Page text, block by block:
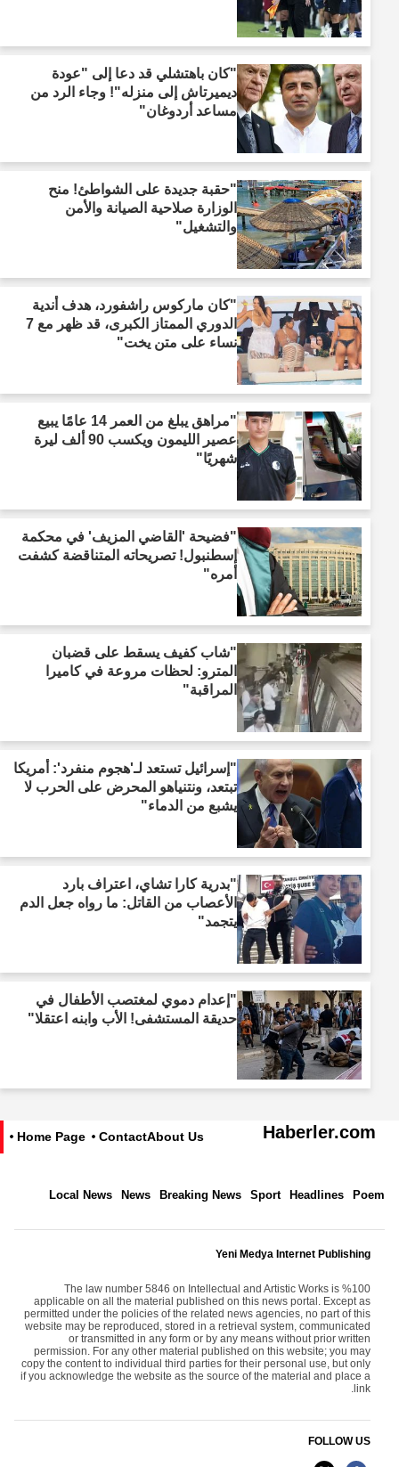
"كان باهتشلي قد دعا إلى "عودة
ديميرتاش إلى منزله"! وجاء الرد من
مساعد أردوغان"
"حقبة جديدة على الشواطئ! منح
الوزارة صلاحية الصيانة والأمن
والتشغيل"
"كان ماركوس راشفورد، هدف أندية
الدوري الممتاز الكبرى، قد ظهر مع 7
نساء على متن يخت"
"مراهق يبلغ من العمر 14 عامًا يبيع
عصير الليمون ويكسب 90 ألف ليرة
شهريًا"
"فضيحة 'القاضي المزيف' في محكمة
إسطنبول! تصريحاته المتناقضة كشفت
أمره"
"شاب كفيف يسقط على قضبان
المترو: لحظات مروعة في كاميرا
المراقبة"
"إسرائيل تستعد لـ'هجوم منفرد': أمريكا
تبتعد، ونتنياهو المحرض على الحرب لا
يشبع من الدماء"
"بدرية كارا تشاي، اعتراف بارد
الأعصاب من القاتل: ما رواه جعل الدم
يتجمد"
"إعدام دموي لمغتصب الأطفال في
حديقة المستشفى! الأب وابنه اعتقلا"
Haberler.com
About Us
Contact
Home Page
Poem
Headlines
Sport
Breaking News
News
Local News
Yeni Medya Internet Publishing
The law number 5846 on Intellectual and Artistic Works is %100
applicable on all the material published on this news portal. Except as
permitted under the policies of the related news agencies, no part of this
website may be reproduced, stored in a retrieval system, communicated
or transmitted in any form or by any means without prior written
permission. For any other material published on this website; you may
copy the content to individual third parties for their personal use, but only
if you acknowledge the website as the source of the material and place a
link.
FOLLOW US